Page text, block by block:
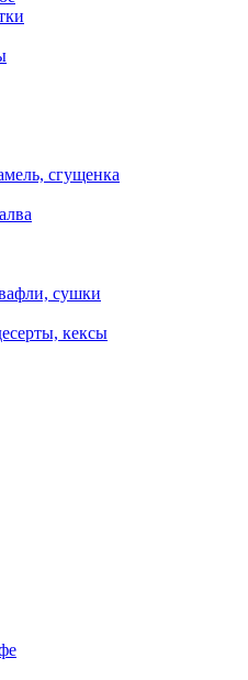
сгущенка
сушки
кексы